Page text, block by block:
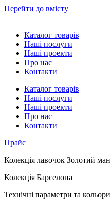
Перейти до вмісту
Каталог товарів
Наші послуги
Наші проекти
Про нас
Контакти
Каталог товарів
Наші послуги
Наші проекти
Про нас
Контакти
Прайс
Колекція лавочок Золотий
Колекція Барселона
Технічні параметри та кольори